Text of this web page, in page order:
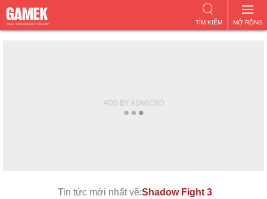
MỞ RỘNG
TÌM KIẾM
Tin tức mới nhất về:Shadow Fight 3